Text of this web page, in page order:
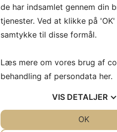
de har indsamlet gennem din
tjenester. Ved at klikke på
samtykke til disse formål.
Læs mere om vores brug af
behandling af persondata her.
VIS DETALJER
OK